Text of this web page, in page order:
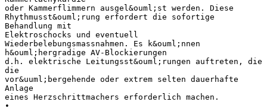
oder Kammerflimmern ausgel&ouml;st werden. Diese
Rhythmusst&ouml;rung erfordert die sofortige
Behandlung mit
Elektroschocks und eventuell
Wiederbelebungsmassnahmen. Es k&ouml;nnen
h&ouml;hergradige AV-Blockierungen
d.h. elektrische Leitungsst&ouml;rungen auftreten, die
die
vor&uuml;bergehende oder extrem selten dauerhafte
Anlage
eines Herzschrittmachers erforderlich machen.
•